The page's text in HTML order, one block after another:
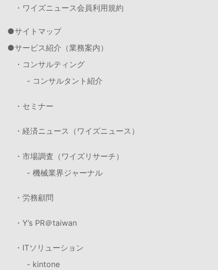
・ワイズニュース会員利用規約
サイトマップ
サービス紹介（業務案内）
・コンサルティング
- コンサルタント紹介
・セミナー
・経済ニュース（ワイズニュース）
・市場調査（ワイズリサーチ）
- 機械業界ジャーナル
・労務顧問
・Y’s PR＠taiwan
・ITソリューション
- kintone